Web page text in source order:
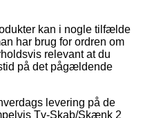
kan i nogle tilfælde
har brug for ordren om
relevant at du
på det pågældende
levering på de
Tv-Skab/Skænk 2